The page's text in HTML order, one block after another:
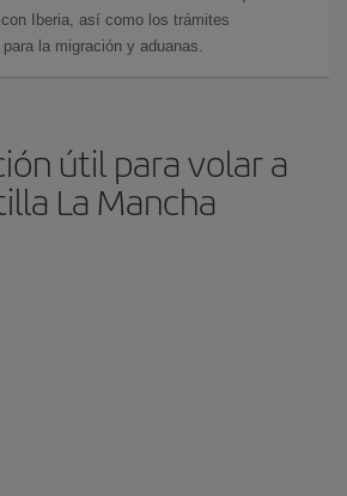
Iberia, así como los trámites
la migración y aduanas.
útil para volar a
La Mancha